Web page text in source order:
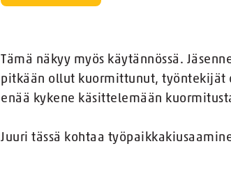
Tämä näkyy myös käytännössä.
pitkään ollut kuormittunut, työntekijät
enää kykene käsittelemään
Juuri tässä kohtaa